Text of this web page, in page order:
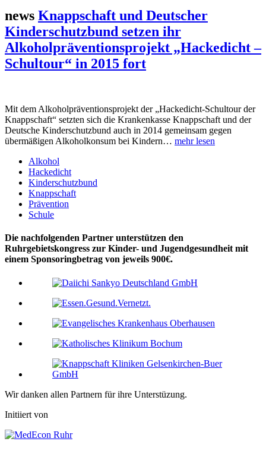
news Knappschaft und Deutscher
Kinderschutzbund setzen ihr
Alkoholpräventionsprojekt „Hackedicht –
Schultour“ in 2015 fort
Mit dem Alkoholpräventionsprojekt der „Hackedicht-Schultour der
Knappschaft“ setzten sich die Krankenkasse Knappschaft und der
Deutsche Kinderschutzbund auch in 2014 gemeinsam gegen
übermäßigen Alkoholkonsum bei Kindern… mehr lesen
Alkohol
Hackedicht
Kinderschutzbund
Knappschaft
Prävention
Schule
Die nachfolgenden Partner unterstützen den
Ruhrgebietskongress zur Kinder- und Jugendgesundheit mit
einem Sponsoringbetrag von jeweils 900€.
Wir danken allen Partnern für ihre Unterstüzung.
Initiiert von